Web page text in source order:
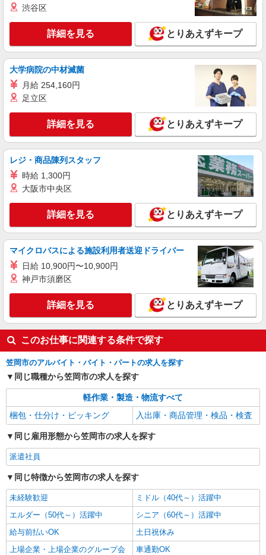
渋谷区
詳細を見る とりあえずキープ
大学病院の中材滅菌
月給 254,160円
足立区
詳細を見る とりあえずキープ
レジ・商品陳列スタッフ
時給 1,300円
大阪市中央区
詳細を見る とりあえずキープ
マイクロバスによる施設利用者送迎ドライバー
日給 10,900円〜10,900円
神戸市須磨区
詳細を見る とりあえずキープ
このお仕事に関連する条件で探す
笠岡市のアルバイト・バイト・パートの求人を探す
同じ職種から笠岡市の求人を探す
軽作業・製造・物流すべて
梱包・仕分け・ピッキング
入出庫・商品管理・検品・検査
同じ雇用形態から笠岡市の求人を探す
派遣社員
同じ特徴から笠岡市の求人を探す
未経験歓迎
ミドル（40代～）活躍中
エルダー（50代～）活躍中
シニア（60代～）活躍中
給与前払いOK
土日祝休み
上場企業・上場企業のグループ会
車通勤OK